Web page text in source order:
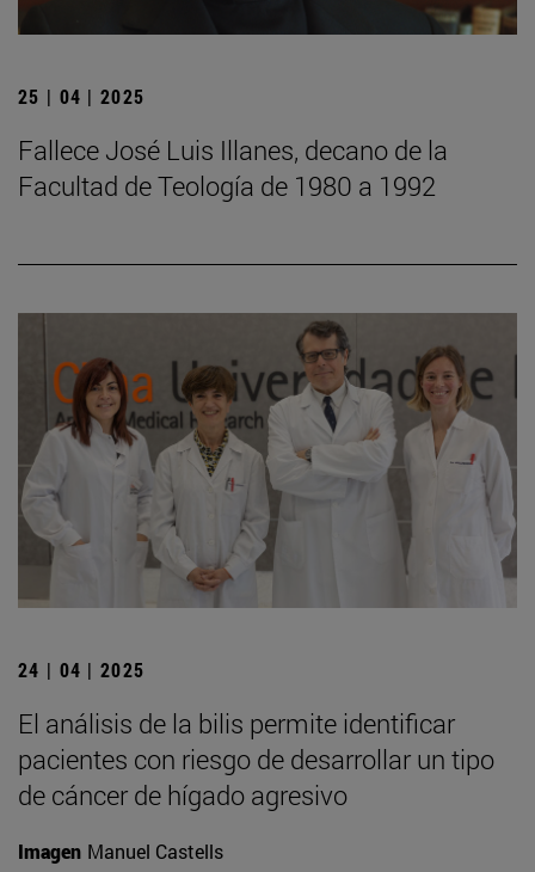
25 | 04 | 2025
Fallece José Luis Illanes, decano de la
Facultad de Teología de 1980 a 1992
24 | 04 | 2025
El análisis de la bilis permite identificar
pacientes con riesgo de desarrollar un tipo
de cáncer de hígado agresivo
Imagen Manuel Castells